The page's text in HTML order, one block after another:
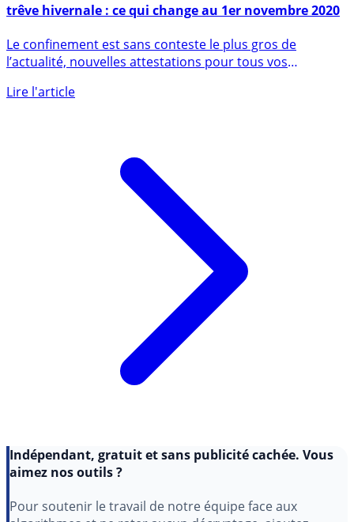
Confinement, frais bancaires, taxe d’habitation, GAZ,
trêve hivernale : ce qui change au 1er novembre 2020
l’actualité, nouvelles attestations pour tous vos
aimez nos outils ?